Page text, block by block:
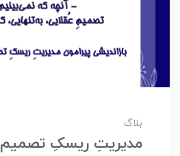
بلاگ
مدیریتِ ریسکِ تصمیم